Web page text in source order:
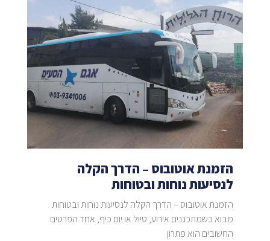
הזמנת אוטובוס – הדרך הקלה
לנסיעות נוחות ובטוחות
הזמנת אוטובוס – הדרך הקלה לנסיעות נוחות ובטוחות
מבוא כשמתכננים אירוע, טיול או יום כיף, אחד הפרטים
החשובים הוא פתרון